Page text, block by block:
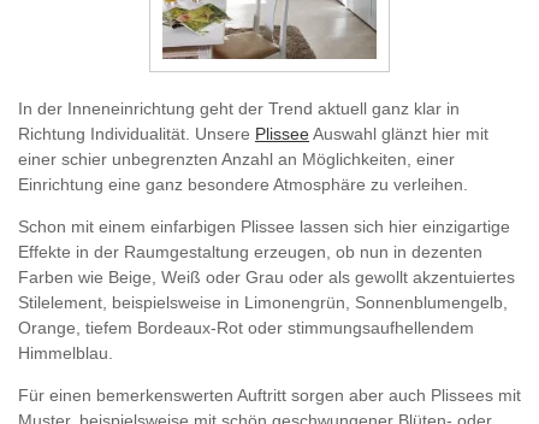
In der Inneneinrichtung geht der Trend aktuell ganz klar in
Richtung Individualität. Unsere PlisseeAuswahl glänzt hier mit
einer schier unbegrenzten Anzahl an Möglichkeiten, einer
Einrichtung eine ganz besondere Atmosphäre zu verleihen.
Schon mit einem einfarbigen Plissee lassen sich hier einzigartige
Effekte in der Raumgestaltung erzeugen, ob nun in dezenten
Farben wie Beige, Weiß oder Grau oder als gewollt akzentuiertes
Stilelement, beispielsweise in Limonengrün, Sonnenblumengelb,
Orange, tiefem Bordeaux-Rot oder stimmungsaufhellendem
Himmelblau.
Für einen bemerkenswerten Auftritt sorgen aber auch Plissees mit
Muster, beispielsweise mit schön geschwungener Blüten- oder